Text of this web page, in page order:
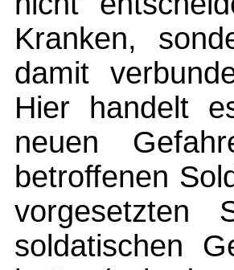
Kranken,
damit
Hier handelt
neuen
betroffenen
vorgesetzten
soldatischen